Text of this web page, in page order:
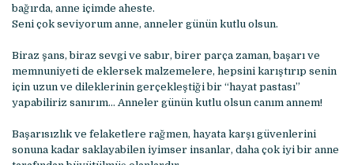
bağırda, anne içimde aheste.
Seni çok seviyorum anne, anneler günün kutlu olsun.
Biraz şans, biraz sevgi ve sabır, birer parça zaman, başarı ve
memnuniyeti de eklersek malzemelere, hepsini karıştırıp senin
için uzun ve dileklerinin gerçekleştiği bir “hayat pastası”
yapabiliriz sanırım… Anneler günün kutlu olsun canım annem!
Başarısızlık ve felaketlere rağmen, hayata karşı güvenlerini
sonuna kadar saklayabilen iyimser insanlar, daha çok iyi bir anne